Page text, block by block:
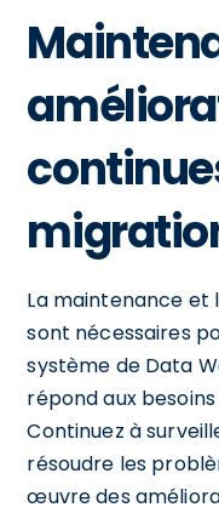
La maintenance et
sont nécessaires
système de Data
répond aux
Continuez à
résoudre les
œuvre des